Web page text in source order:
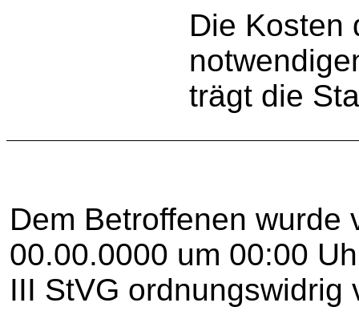
Die Kosten
trägt die
Dem Betroffenen wurde
00.00.0000 um 00:00
III StVG ordnungswidrig